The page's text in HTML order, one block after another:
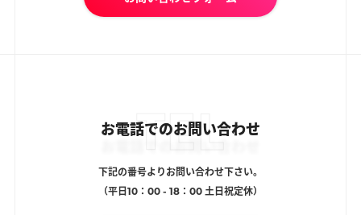
TEL
お電話でのお問い合わせ
下記の番号よりお問い合わせ下さい。
（平日10：00 - 18：00 土日祝定休）